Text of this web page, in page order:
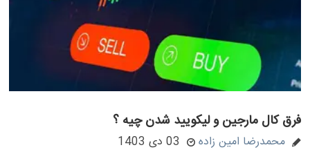
فرق کال مارجین و لیکویید شدن چیه ؟
محمدرضا امین زاده 03 دی 1403